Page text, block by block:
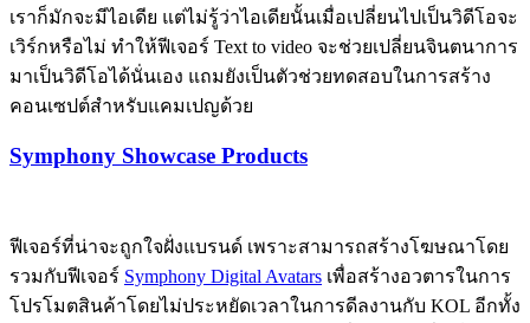
เราก็มักจะมีไอเดีย แต่ไม่รู้ว่าไอเดียนั้นเมื่อเปลี่ยนไปเป็นวิดีโอจะ
เวิร์กหรือไม่ ทำให้ฟีเจอร์ Text to video จะช่วยเปลี่ยนจินตนาการ
มาเป็นวิดีโอได้นั่นเอง แถมยังเป็นตัวช่วยทดสอบในการสร้าง
คอนเซปต์สำหรับแคมเปญด้วย
Symphony Showcase Products
ฟีเจอร์ที่น่าจะถูกใจฝั่งแบรนด์ เพราะสามารถสร้างโฆษณาโดย
รวมกับฟีเจอร์ Symphony Digital Avatars เพื่อสร้างอวตารในการ
โปรโมตสินค้าโดยไม่ประหยัดเวลาในการดีลงานกับ KOL อีกทั้ง